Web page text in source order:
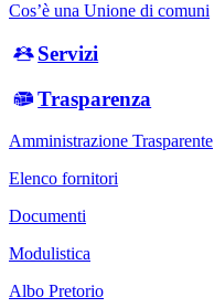
Cos’è una Unione di comuni
Servizi
Trasparenza
Amministrazione Trasparente
Elenco fornitori
Documenti
Modulistica
Albo Pretorio